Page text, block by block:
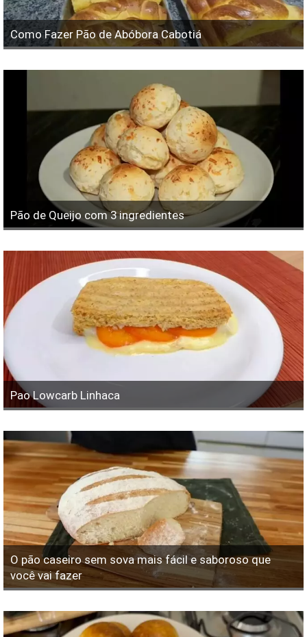
Como Fazer Pão de Abóbora Cabotiá
Pão de Queijo com 3 ingredientes
Pao Lowcarb Linhaca
O pão caseiro sem sova mais fácil e saboroso que
você vai fazer